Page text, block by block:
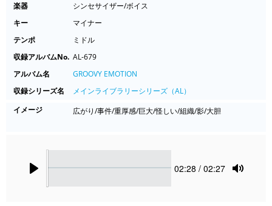
楽器
シンセサイザー/ボイス
キー
マイナー
テンポ
ミドル
収録アルバムNo. AL-679
アルバム名
GROOVY EMOTION
収録シリーズ名
メインライブラリーシリーズ（AL）
イメージ
広がり/事件/重厚感/巨大/怪しい/組織/影/大胆
Current
02:28 / 02:27